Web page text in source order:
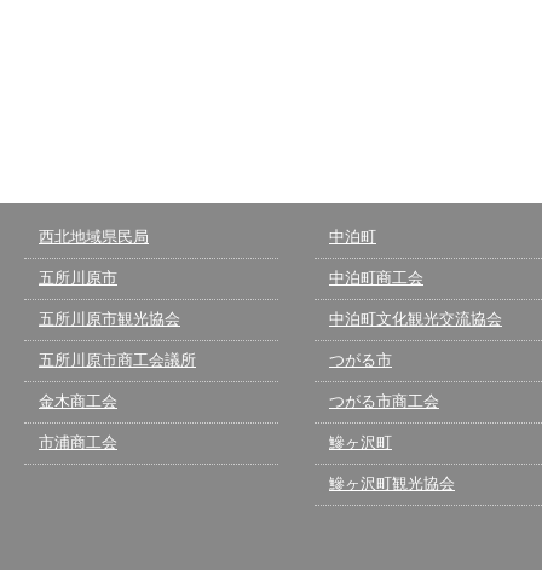
西北地域県民局
五所川原市
五所川原市観光協会
五所川原市商工会議所
金木商工会
市浦商工会
中泊町
中泊町商工会
中泊町文化観光交流協会
つがる市
つがる市商工会
鰺ヶ沢町
鰺ヶ沢町観光協会